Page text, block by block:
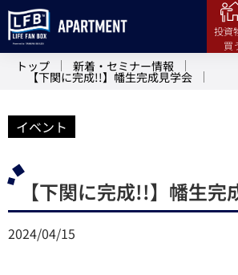
投資
買
トップ 新着・セミナー情報
【下関に完成!!】幡生完成見学会
イベント
【下関に完成!!】幡生完
2024/04/15